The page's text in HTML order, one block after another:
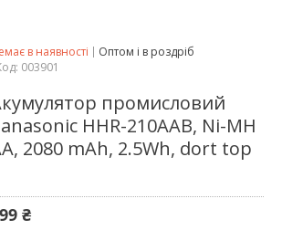
в наявності
Оптом і в роздріб
003901
промисловий
HHR-210AAB, Ni-MH
2080 mAh, 2.5Wh, dort top
₴